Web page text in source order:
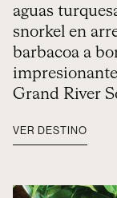
aguas
snorkel en
barbacoa a
Grand River
VER DESTINO